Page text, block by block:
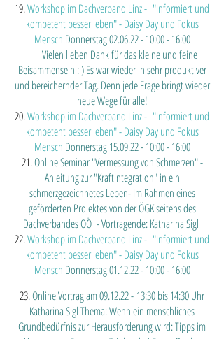
19.Workshop im Dachverband Linz - "Informiert und
kompetent besser leben" - Daisy Day und Fokus
Mensch Donnerstag02.06.22 - 10:00 - 16:00
Vielen lieben Dank für das kleine und feine
Beisammensein : ) Es war wieder in sehr produktiver
und bereichernder Tag. Denn jede Frage bringt wieder
neue Wege für alle!
20.Workshop im Dachverband Linz - "Informiert und
kompetent besser leben" - Daisy Day und Fokus
Mensch Donnerstag15.09.22 - 10:00 - 16:00
21.Online Seminar "Vermessung von Schmerzen" -
Anleitung zur "Kraftintegration" in ein
schmerzgezeichnetes Leben- Im Rahmen eines
geförderten Projektes von der ÖGK seitens des
Dachverbandes OÖ - Vortragende: Katharina Sigl
22.Workshop im Dachverband Linz - "Informiert und
kompetent besser leben" - Daisy Dayund Fokus
Mensch Donnerstag01.12.22 - 10:00 - 16:00
23. Online Vortrag am 09.12.22 - 13:30 bis 14:30 Uhr
Katharina Sigl Thema: Wenn ein menschliches
Grundbedürfnis zur Herausforderung wird: Tipps im